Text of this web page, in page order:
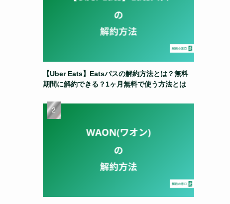
【Uber Eats】Eatsパスの解約方法とは？無料
期間に解約できる？1ヶ月無料で使う方法とは